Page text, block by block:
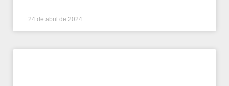
24 de abril de 2024